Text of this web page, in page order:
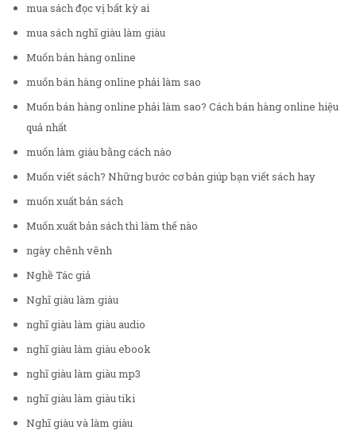
mua sách đọc vị bất kỳ ai
mua sách nghĩ giàu làm giàu
Muốn bán hàng online
muốn bán hàng online phải làm sao
Muốn bán hàng online phải làm sao? Cách bán hàng online hiệu
quả nhất
muốn làm giàu bằng cách nào
Muốn viết sách? Những bước cơ bản giúp bạn viết sách hay
muốn xuất bản sách
Muốn xuất bản sách thì làm thế nào
ngày chênh vênh
Nghề Tác giả
Nghĩ giàu làm giàu
nghĩ giàu làm giàu audio
nghĩ giàu làm giàu ebook
nghĩ giàu làm giàu mp3
nghĩ giàu làm giàu tiki
Nghĩ giàu và làm giàu